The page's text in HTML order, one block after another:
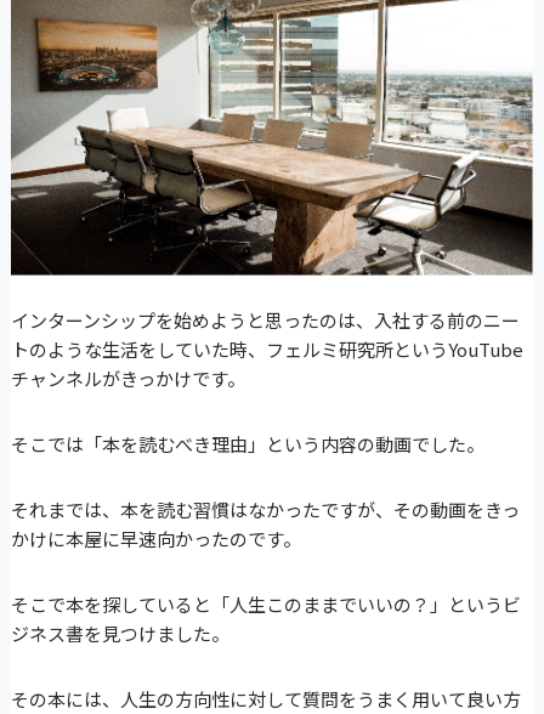
インターンシップを始めようと思ったのは、入社する前のニー
トのような生活をしていた時、フェルミ研究所というYouTube
チャンネルがきっかけです。
そこでは「本を読むべき理由」という内容の動画でした。
それまでは、本を読む習慣はなかったですが、その動画をきっ
かけに本屋に早速向かったのです。
そこで本を探していると「人生このままでいいの？」というビ
ジネス書を見つけました。
その本には、人生の方向性に対して質問をうまく用いて良い方